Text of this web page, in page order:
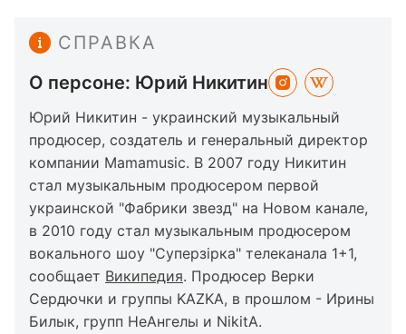
СПРАВКА
О персоне: Юрий Никитин
Юрий Никитин - украинский музыкальный
продюсер, создатель и генеральный директор
компании Mamamusic. В 2007 году Никитин
стал музыкальным продюсером первой
украинской "Фабрики звезд" на Новом канале,
в 2010 году стал музыкальным продюсером
вокального шоу "Суперзірка" телеканала 1+1,
сообщает Википедия. Продюсер Верки
Сердючки и группы KAZKA, в прошлом - Ирины
Билык, групп НеАнгелы и NikitA.